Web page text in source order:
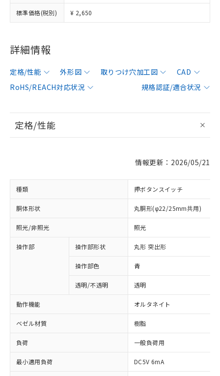
標準価格(税別) ¥ 2,650
詳細情報
定格/性能 外形図 取りつけ穴加工図
CAD
RoHS/REACH対応状況
規格認証/適合状況
定格/性能
情報更新：2026/05/21
種類 押ボタンスイッチ
胴体形状 丸胴形(φ22/25mm共用)
照光/非照光 照光
操作部 操作部形状 丸形 突出形
操作部色 青
透明/不透明 透明
動作機能 オルタネイト
ベゼル材質 樹脂
負荷 一般負荷用
最小適用負荷 DC5V 6mA